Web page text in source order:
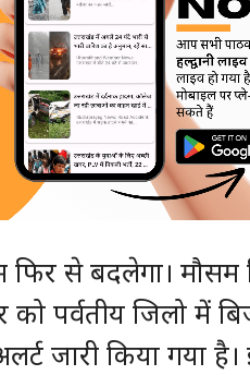
फिर से बदलेगा। मौसम
को पर्वतीय जिलो
जारी किया गया